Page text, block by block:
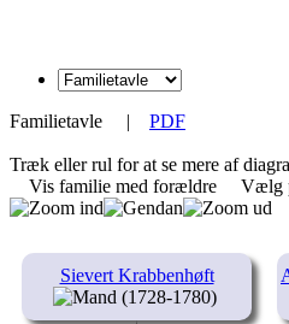
Familietavle | PDF
Træk eller rul for at se mere af
Vis familie med forældre
Vælg
Sievert Krabbenhøft
(1728-1780)